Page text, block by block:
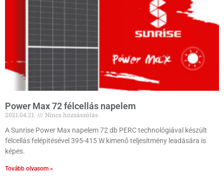
Power Max 72 félcellás napelem
2021.04.21.
Nincs hozzászólás
A Sunrise Power Max napelem 72 db PERC technológiával készült
félcellás felépítésével 395-415 W kimenő teljesítmény leadására is
képes.
Tovább olvasom »